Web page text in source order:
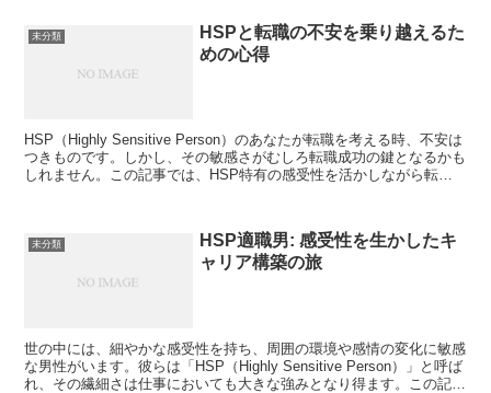
未分類
HSPと転職の不安を乗り越えるた
めの心得
HSP（Highly Sensitive Person）のあなたが転職を考える時、不安は
つきものです。しかし、その敏感さがむしろ転職成功の鍵となるかも
しれません。この記事では、HSP特有の感受性を活かしながら転職
未分類
HSP適職男: 感受性を生かしたキ
ャリア構築の旅
世の中には、細やかな感受性を持ち、周囲の環境や感情の変化に敏感
な男性がいます。彼らは「HSP（Highly Sensitive Person）」と呼ば
れ、その繊細さは仕事においても大きな強みとなり得ます。この記事